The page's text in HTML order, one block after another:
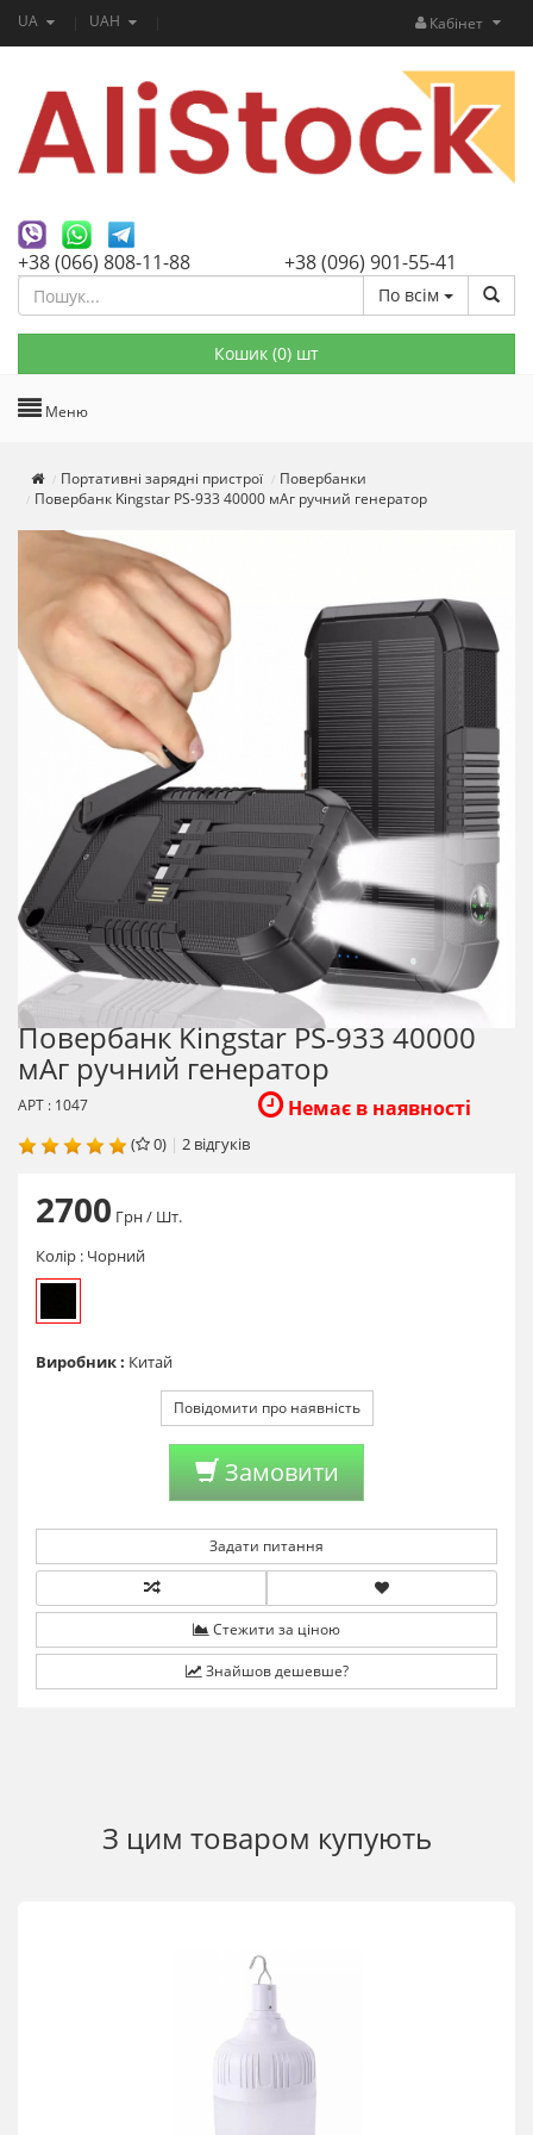
UA UAH Кабінет
+38 (066) 808-11-88 +38 (096) 901-55-41
По всім
Кошик (0) шт
Меню
Портативні зарядні пристрої
Повербанки
Повербанк Kingstar PS-933 40000 мАг ручний генератор
Повербанк Kingstar PS-933 40000
мАг ручний генератор
Немає в наявності
АРТ : 1047
( 0) | 2 відгуків
2700 Грн/ Шт.
Колір : Чорний
Виробник : Китай
Повідомити про наявність
Замовити
Задати питання
Стежити за ціною
Знайшов дешевше?
З цим товаром купують